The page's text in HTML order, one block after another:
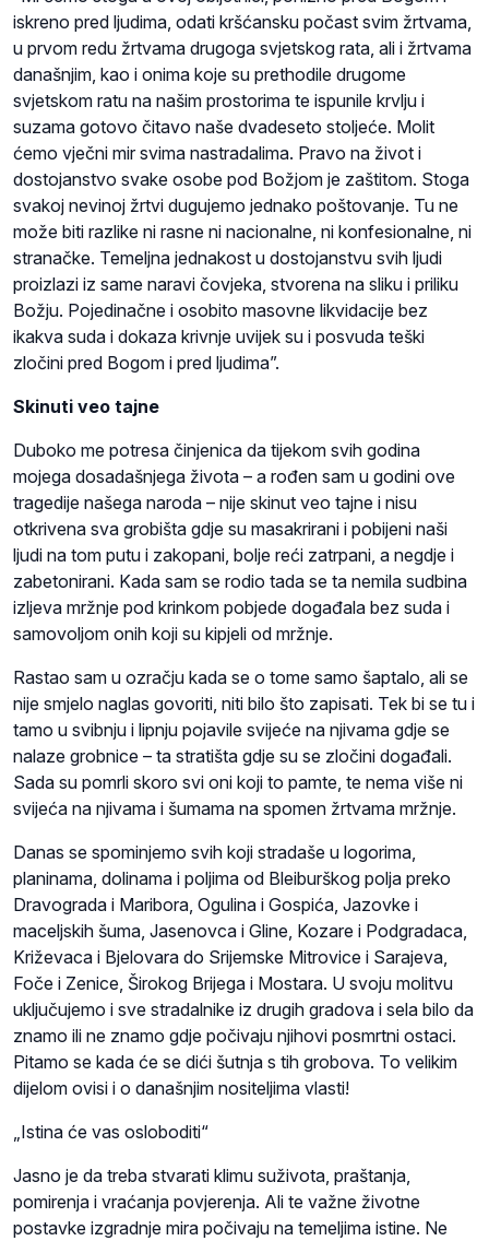
iskreno pred ljudima, odati kršćansku počast svim žrtvama,
u prvom redu žrtvama drugoga svjetskog rata, ali i žrtvama
današnjim, kao i onima koje su prethodile drugome
svjetskom ratu na našim prostorima te ispunile krvlju i
suzama gotovo čitavo naše dvadeseto stoljeće. Molit
ćemo vječni mir svima nastradalima. Pravo na život i
dostojanstvo svake osobe pod Božjom je zaštitom. Stoga
svakoj nevinoj žrtvi dugujemo jednako poštovanje. Tu ne
može biti razlike ni rasne ni nacionalne, ni konfesionalne, ni
stranačke. Temeljna jednakost u dostojanstvu svih ljudi
proizlazi iz same naravi čovjeka, stvorena na sliku i priliku
Božju. Pojedinačne i osobito masovne likvidacije bez
ikakva suda i dokaza krivnje uvijek su i posvuda teški
zločini pred Bogom i pred ljudima”.
Skinuti veo tajne
Duboko me potresa činjenica da tijekom svih godina
mojega dosadašnjega života – a rođen sam u godini ove
tragedije našega naroda – nije skinut veo tajne i nisu
otkrivena sva grobišta gdje su masakrirani i pobijeni naši
ljudi na tom putu i zakopani, bolje reći zatrpani, a negdje i
zabetonirani. Kada sam se rodio tada se ta nemila sudbina
izljeva mržnje pod krinkom pobjede događala bez suda i
samovoljom onih koji su kipjeli od mržnje.
Rastao sam u ozračju kada se o tome samo šaptalo, ali se
nije smjelo naglas govoriti, niti bilo što zapisati. Tek bi se tu i
tamo u svibnju i lipnju pojavile svijeće na njivama gdje se
nalaze grobnice – ta stratišta gdje su se zločini događali.
Sada su pomrli skoro svi oni koji to pamte, te nema više ni
svijeća na njivama i šumama na spomen žrtvama mržnje.
Danas se spominjemo svih koji stradaše u logorima,
planinama, dolinama i poljima od Bleiburškog polja preko
Dravograda i Maribora, Ogulina i Gospića, Jazovke i
maceljskih šuma, Jasenovca i Gline, Kozare i Podgradaca,
Križevaca i Bjelovara do Srijemske Mitrovice i Sarajeva,
Foče i Zenice, Širokog Brijega i Mostara. U svoju molitvu
uključujemo i sve stradalnike iz drugih gradova i sela bilo da
znamo ili ne znamo gdje počivaju njihovi posmrtni ostaci.
Pitamo se kada će se dići šutnja s tih grobova. To velikim
dijelom ovisi i o današnjim nositeljima vlasti!
„Istina će vas osloboditi“
Jasno je da treba stvarati klimu suživota, praštanja,
pomirenja i vraćanja povjerenja. Ali te važne životne
postavke izgradnje mira počivaju na temeljima istine. Ne